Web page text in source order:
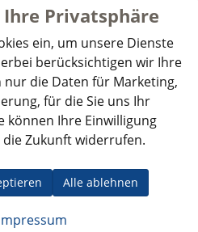
L / 85KW TSI
DSG
Interlock
Privatsphäre
ein, um unsere Dienste
berücksichtigen wir Ihre
die Daten für Marketing,
für die Sie uns Ihr
können Ihre Einwilligung
Zukunft widerrufen.
Alle ablehnen